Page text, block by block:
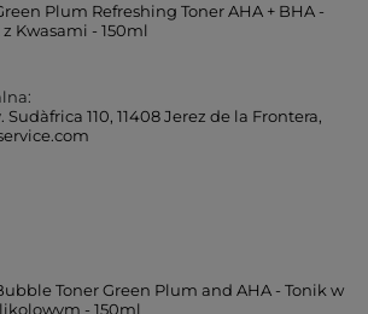
Plum Refreshing Toner AHA + BHA -
Kwasami - 150ml
Sudàfrica 110, 11408 Jerez de la Frontera,
Toner Green Plum and AHA - Tonik w
- 150ml